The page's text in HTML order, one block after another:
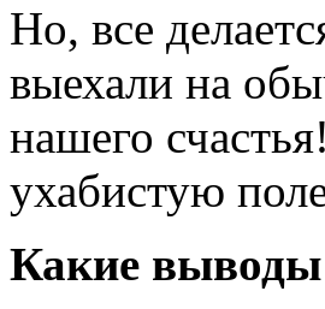
Но, все
выехали на
нашего
ухабистую
Какие выводы